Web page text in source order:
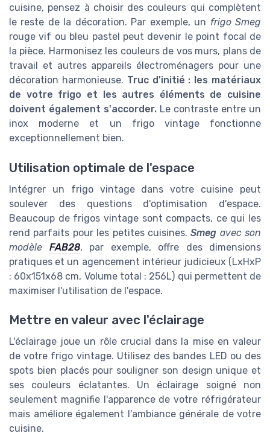
cuisine, pensez à choisir des couleurs qui complètent
le reste de la décoration. Par exemple, un frigo Smeg
rouge vif ou bleu pastel peut devenir le point focal de
la pièce. Harmonisez les couleurs de vos murs, plans de
travail et autres appareils électroménagers pour une
décoration harmonieuse. Truc d'initié : les matériaux
de votre frigo et les autres éléments de cuisine
doivent également s'accorder. Le contraste entre un
inox moderne et un frigo vintage fonctionne
exceptionnellement bien.
Utilisation optimale de l'espace
Intégrer un frigo vintage dans votre cuisine peut
soulever des questions d'optimisation d'espace.
Beaucoup de frigos vintage sont compacts, ce qui les
rend parfaits pour les petites cuisines.Smeg avec son
modèle FAB28, par exemple, offre des dimensions
pratiques et un agencement intérieur judicieux (LxHxP
: 60x151x68 cm, Volume total : 256L) qui permettent de
maximiser l'utilisation de l'espace.
Mettre en valeur avec l'éclairage
L'éclairage joue un rôle crucial dans la mise en valeur
de votre frigo vintage. Utilisez des bandes LED ou des
spots bien placés pour souligner son design unique et
ses couleurs éclatantes. Un éclairage soigné non
seulement magnifie l'apparence de votre réfrigérateur
mais améliore également l'ambiance générale de votre
cuisine.